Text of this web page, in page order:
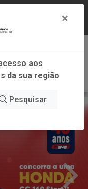
GERAIS.
×
aos
da sua região
Pesquisar